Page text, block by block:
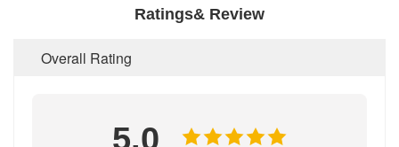
Ratings& Review
Overall Rating
5.0